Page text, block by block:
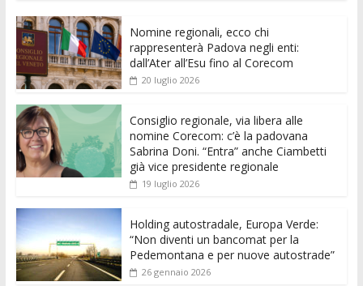
e
b
o
o
k
itt
er l s
A
p
p
ss
e
n
er
di
t
k
e
dI
di
vi
Nomine regionali, ecco chi
rappresenterà Padova negli enti:
dall’Ater all’Esu fino al Corecom
20 luglio 2026
Consiglio regionale, via libera alle
nomine Corecom: c’è la padovana
Sabrina Doni. “Entra” anche Ciambetti
già vice presidente regionale
19 luglio 2026
Holding autostradale, Europa Verde:
“Non diventi un bancomat per la
Pedemontana e per nuove autostrade”
26 gennaio 2026